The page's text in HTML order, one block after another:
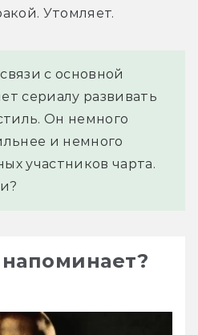
Утомляет.
с основной
сериалу развивать
Он немного
и немного
участников чарта.